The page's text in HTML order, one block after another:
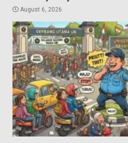
August 6, 2026